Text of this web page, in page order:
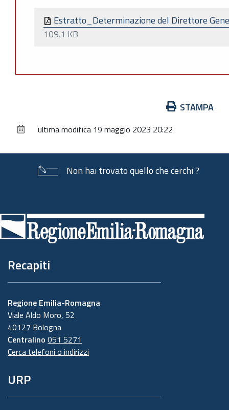
Estratto_Determinazione del Direttore
109.1 KB
documento
STAMPA
ultima modifica 19 maggio 2023 20:22
Non hai trovato quello che cerchi ?
di
pagina
Recapiti
Regione Emilia-Romagna
Viale Aldo Moro, 52
40127 Bologna
Centralino 051 5271
Cerca telefoni o indirizzi
URP